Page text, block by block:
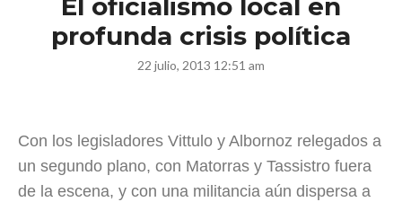
El oficialismo local en
profunda crisis política
22 julio, 2013 12:51 am
Con los legisladores Vittulo y Albornoz relegados a
un segundo plano, con Matorras y Tassistro fuera
de la escena, y con una militancia aún dispersa a